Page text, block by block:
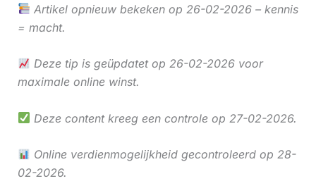
Artikel opnieuw bekeken op 26-02-2026 – kennis
= macht.
Deze tip is geüpdatet op 26-02-2026 voor
maximale online winst.
Deze content kreeg een controle op 27-02-2026.
Online verdienmogelijkheid gecontroleerd op 28-
02-2026.